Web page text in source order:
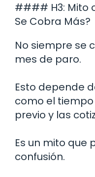
#### H3: Mito
Se Cobra Más?
No siempre se
mes de paro.
Esto depende
como el
previo y las
Es un mito que
confusión.